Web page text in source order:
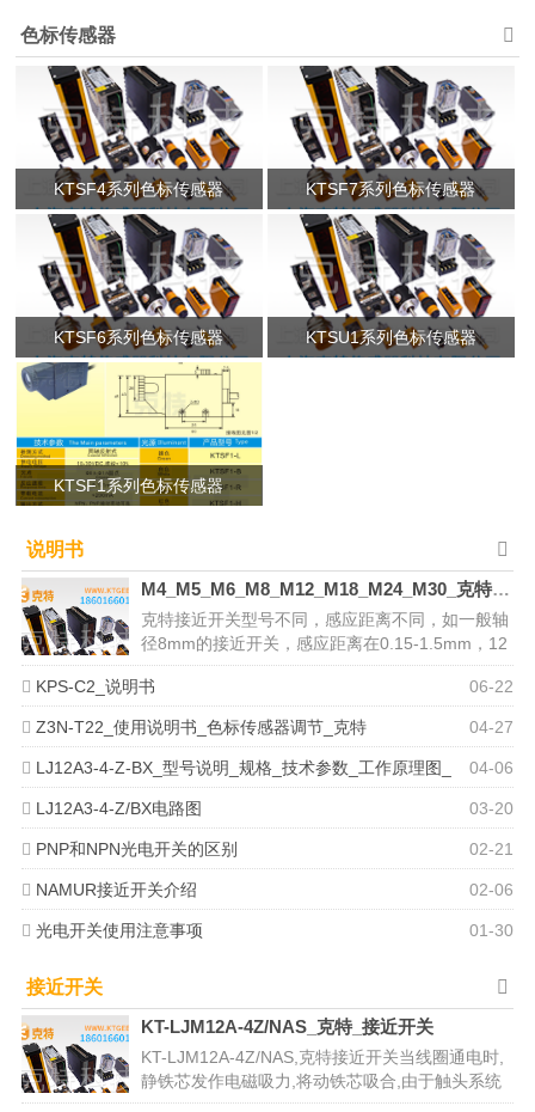
色标传感器
KTSF4系列色标传感器 KTSF7系列色标传感器
KTSF6系列色标传感器 KTSU1系列色标传感器
KTSF1系列色标传感器
说明书
M4_M5_M6_M8_M12_M18_M24_M30_克特_接近开关的感应面积
克特接近开关型号不同，感应距离不同，如一般轴
径8mm的接近开关，感应距离在0.15-1.5mm，12
mm的感应距离在0....
06-22
KPS-C2_说明书
04-27
Z3N-T22_使用说明书_色标传感器调节_克特
04-06
LJ12A3-4-Z-BX_型号说明_规格_技术参数_工作原理图_
克特 03-20
LJ12A3-4-Z/BX电路图
02-21
PNP和NPN光电开关的区别
02-06
NAMUR接近开关介绍
01-30
光电开关使用注意事项
接近开关
KT-LJM12A-4Z/NAS_克特_接近开关
KT-LJM12A-4Z/NAS,克特接近开关当线圈通电时,
静铁芯发作电磁吸力,将动铁芯吸合,由于触头系统
是与动铁芯联动...